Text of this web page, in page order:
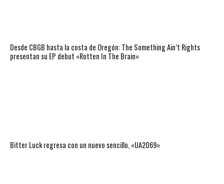
Desde CBGB hasta la costa de Oregón: The Something Ain’t Rights
presentan su EP debut «Rotten In The Brain»
Bitter Luck regresa con un nuevo sencillo, «UA2069»